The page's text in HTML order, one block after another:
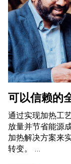
可以信赖的
通过实现加热工
放量并节省能源
加热解决方案来
转变。 …